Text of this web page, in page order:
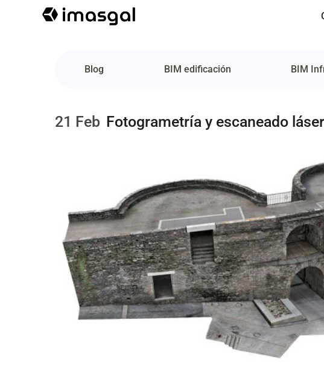
Blog BIM edificación BIM
21 Feb Fotogrametría y escaneado